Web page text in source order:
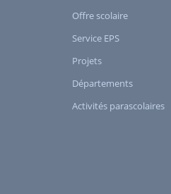
Offre scolaire
Service EPS
Projets
Départements
Activités parascolaires